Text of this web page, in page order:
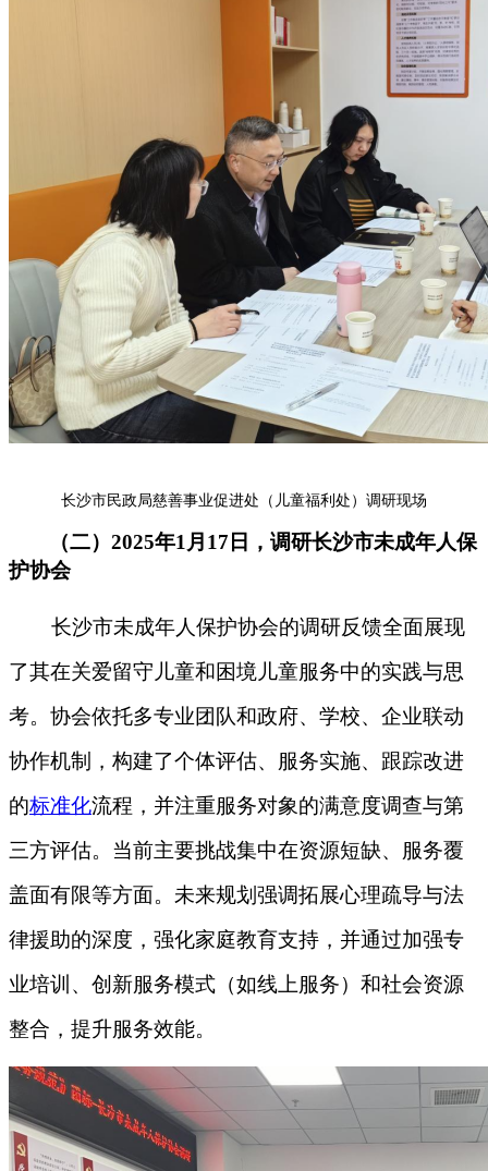
长沙市民政局慈善事业促进处（儿童福利处）调研现场
（二）2025年1月17日，调研长沙市未成年人保
护协会
长沙市未成年人保护协会的调研反馈全面展现
了其在关爱留守儿童和困境儿童服务中的实践与思
考。协会依托多专业团队和政府、学校、企业联动
协作机制，构建了个体评估、服务实施、跟踪改进
的标准化流程，并注重服务对象的满意度调查与第
三方评估。当前主要挑战集中在资源短缺、服务覆
盖面有限等方面。未来规划强调拓展心理疏导与法
律援助的深度，强化家庭教育支持，并通过加强专
业培训、创新服务模式（如线上服务）和社会资源
整合，提升服务效能。